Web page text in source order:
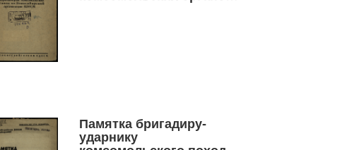
Памятка бригадиру-
ударнику